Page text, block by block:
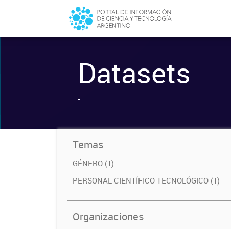
Datasets
-
Temas
GÉNERO (1)
PERSONAL CIENTÍFICO-TECNOLÓGICO (1)
Organizaciones